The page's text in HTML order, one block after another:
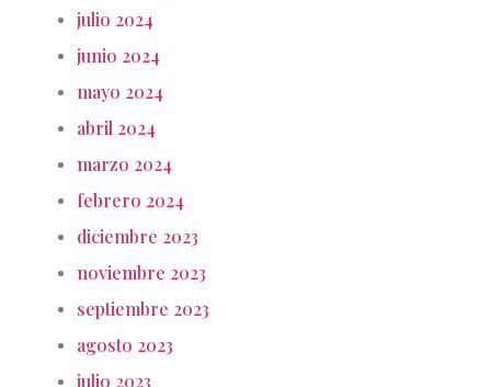
julio 2024
junio 2024
mayo 2024
abril 2024
marzo 2024
febrero 2024
diciembre 2023
noviembre 2023
septiembre 2023
agosto 2023
julio 2023